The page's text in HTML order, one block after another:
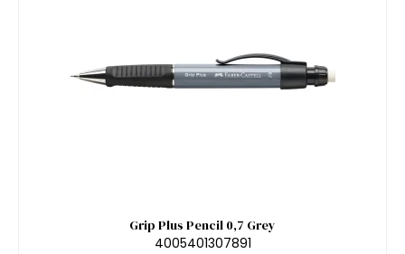
Grip Plus Pencil 0,7 Grey
4005401307891